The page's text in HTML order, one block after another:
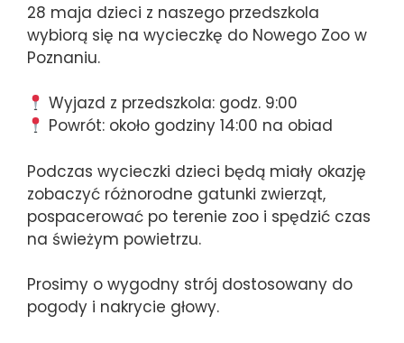
28 maja dzieci z naszego przedszkola
wybiorą się na wycieczkę do Nowego Zoo w
Poznaniu.
Wyjazd z przedszkola: godz. 9:00
Powrót: około godziny 14:00 na obiad
Podczas wycieczki dzieci będą miały okazję
zobaczyć różnorodne gatunki zwierząt,
pospacerować po terenie zoo i spędzić czas
na świeżym powietrzu.
Prosimy o wygodny strój dostosowany do
pogody i nakrycie głowy.